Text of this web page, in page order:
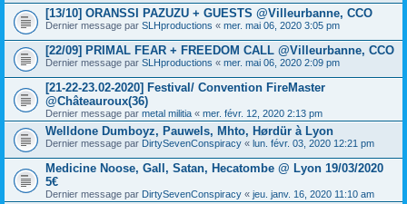
[13/10] ORANSSI PAZUZU + GUESTS @Villeurbanne, CCO
Dernier message par SLHproductions « mer. mai 06, 2020 3:05 pm
[22/09] PRIMAL FEAR + FREEDOM CALL @Villeurbanne, CCO
Dernier message par SLHproductions « mer. mai 06, 2020 2:09 pm
[21-22-23.02-2020] Festival/ Convention FireMaster
@Châteauroux(36)
Dernier message par metal militia « mer. févr. 12, 2020 2:13 pm
Welldone Dumboyz, Pauwels, Mhto, Hørdür à Lyon
Dernier message par DirtySevenConspiracy « lun. févr. 03, 2020 12:21 pm
Medicine Noose, Gall, Satan, Hecatombe @ Lyon 19/03/2020
5€
Dernier message par DirtySevenConspiracy « jeu. janv. 16, 2020 11:10 am